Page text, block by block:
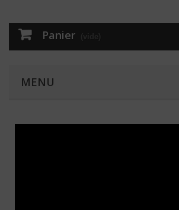
Panier
MENU